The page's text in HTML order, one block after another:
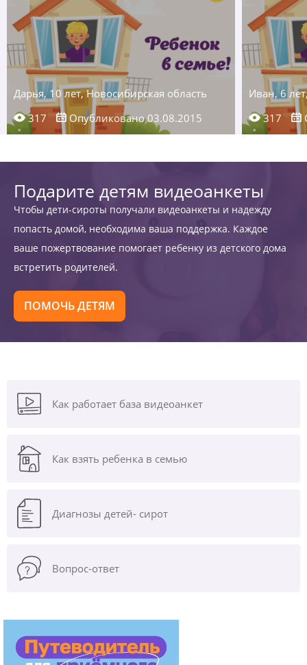
Дарья, 10 лет, Новосибирская область
317
Опубликовано 03.08.2015
Иван, 6
317
Подарите детям видеоанкеты
Чтобы дети-сироты получали видеоанкеты и надежду
попасть домой, необходима ваша поддержка. Каждое
ваше пожертвование помогает ребенку из детского дома
встретить родителей.
ПОМОЧЬ ДЕТЯМ
Как работает база видеоанкет
Как взять ребенка в семью
Диагнозы детей- сирот
Вопрос-ответ